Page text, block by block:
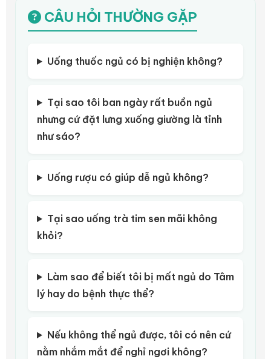
CÂU HỎI THƯỜNG GẶP
Uống thuốc ngủ có bị nghiện không?
Tại sao tôi ban ngày rất buồn ngủ
nhưng cứ đặt lưng xuống giường là tỉnh
như sáo?
Uống rượu có giúp dễ ngủ không?
Tại sao uống trà tim sen mãi không
khỏi?
Làm sao để biết tôi bị mất ngủ do Tâm
lý hay do bệnh thực thể?
Nếu không thể ngủ được, tôi có nên cứ
nằm nhắm mắt để nghỉ ngơi không?